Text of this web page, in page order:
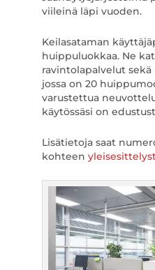
viileinä läpi vuoden.
Keilasataman
huippuluokkaa. Ne
ravintolapalvelut
jossa on 20
varustettua
käytössäsi on
Lisätietoja saat
kohteen